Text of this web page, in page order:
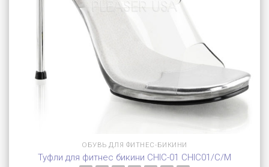
ОБУВЬ ДЛЯ ФИТНЕС-БИКИНИ
Туфли для фитнес бикини CHIC-01 CHIC01/C/M